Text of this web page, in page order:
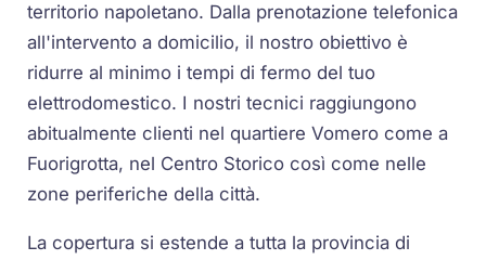
territorio napoletano. Dalla prenotazione telefonica
all'intervento a domicilio, il nostro obiettivo è
ridurre al minimo i tempi di fermo del tuo
elettrodomestico. I nostri tecnici raggiungono
abitualmente clienti nel quartiere Vomero come a
Fuorigrotta, nel Centro Storico così come nelle
zone periferiche della città.
La copertura si estende a tutta la provincia di